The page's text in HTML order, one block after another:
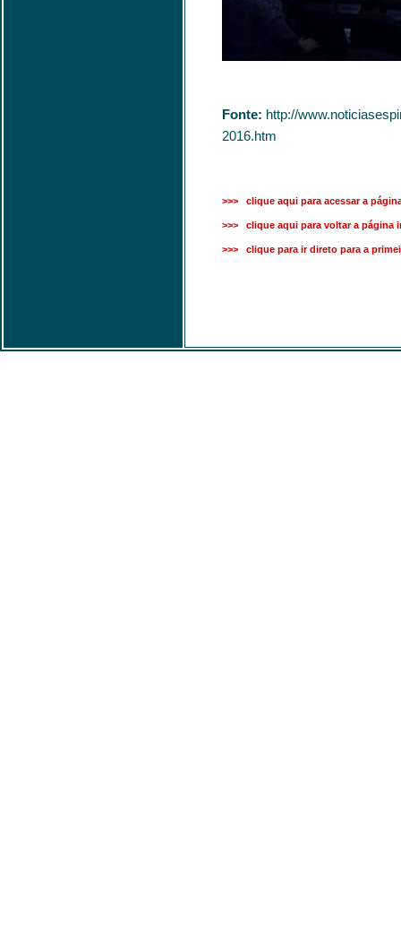
Fonte: http://
2016.htm
>>> clique aqui para acessar a
>>> clique aqui para voltar a página
>>> clique para ir direto para a